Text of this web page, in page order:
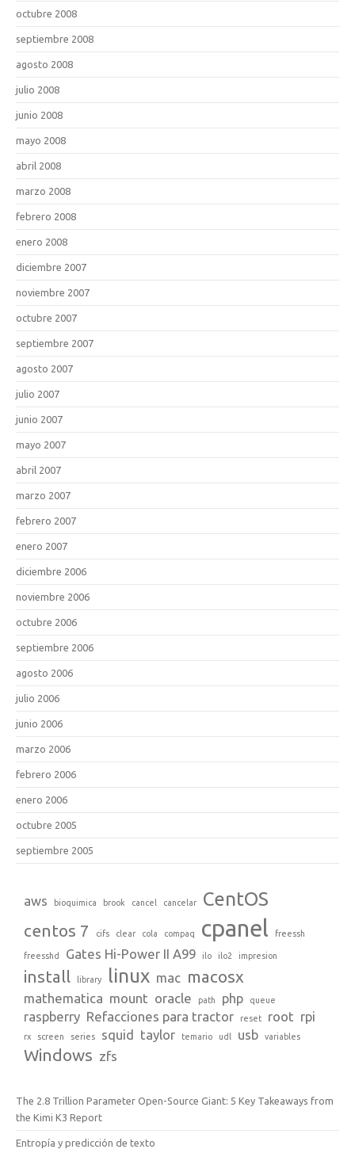
octubre 2008
septiembre 2008
agosto 2008
julio 2008
junio 2008
mayo 2008
abril 2008
marzo 2008
febrero 2008
enero 2008
diciembre 2007
noviembre 2007
octubre 2007
septiembre 2007
agosto 2007
julio 2007
junio 2007
mayo 2007
abril 2007
marzo 2007
febrero 2007
enero 2007
diciembre 2006
noviembre 2006
octubre 2006
septiembre 2006
agosto 2006
julio 2006
junio 2006
marzo 2006
febrero 2006
enero 2006
octubre 2005
septiembre 2005
aws bioquimica brook cancel cancelar CentOS
centos 7 cifs clear cola compaq cpanel freessh
freesshd Gates Hi-Power II A99 ilo ilo2 impresion
install library linux mac macosx
mathematica mount oracle path php queue
raspberry Refacciones para tractor reset root rpi
rx screen series squid taylor temario udl usb variables
Windows zfs
The 2.8 Trillion Parameter Open-Source Giant: 5 Key Takeaways from
the Kimi K3 Report
Entropía y predicción de texto